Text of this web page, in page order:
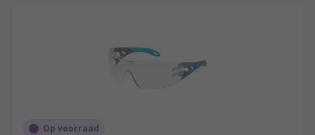
Op voorraad